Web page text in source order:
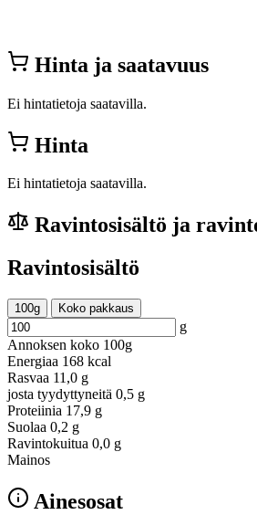
Hinta ja saatavuus
Ei hintatietoja saatavilla.
Hinta
Ei hintatietoja saatavilla.
Ravintosisältö ja
Ravintosisältö
100g Koko pakkaus
g
Annoksen koko 100g
Energiaa 168 kcal
Rasvaa 11,0 g
josta tyydyttyneitä 0,5 g
Proteiinia 17,9 g
Suolaa 0,2 g
Ravintokuitua 0,0 g
Mainos
Ainesosat